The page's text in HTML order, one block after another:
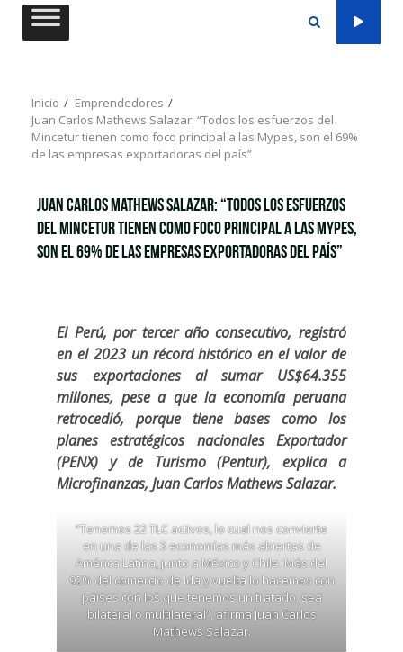
Saltar
Inicio
Emprendedores
Juan Carlos Mathews Salazar: “Todos los esfuerzos del
Mincetur tienen como foco principal a las Mypes, son el 69%
de las empresas exportadoras del país”
Juan Carlos Mathews Salazar: “Todos los esfuerzos
del Mincetur tienen como foco principal a las Mypes,
son el 69% de las empresas exportadoras del país”
El Perú, por tercer año consecutivo, registró
en el 2023 un récord histórico en el valor de
sus exportaciones al sumar US$64.355
millones, pese a que la economía peruana
retrocedió, porque tiene bases como los
planes estratégicos nacionales Exportador
(PENX) y de Turismo (Pentur), explica a
Microfinanzas, Juan Carlos Mathews Salazar.
“Tenemos 22 TLC activos, lo cual nos convierte
en una de las 3 economías más abiertas de
América Latina, junto a México y Chile. Más del
92% del comercio de ida y vuelta lo hacemos con
países con los que tenemos un tratado, sea
bilateral o multilateral”, afirma Juan Carlos
Mathews Salazar.